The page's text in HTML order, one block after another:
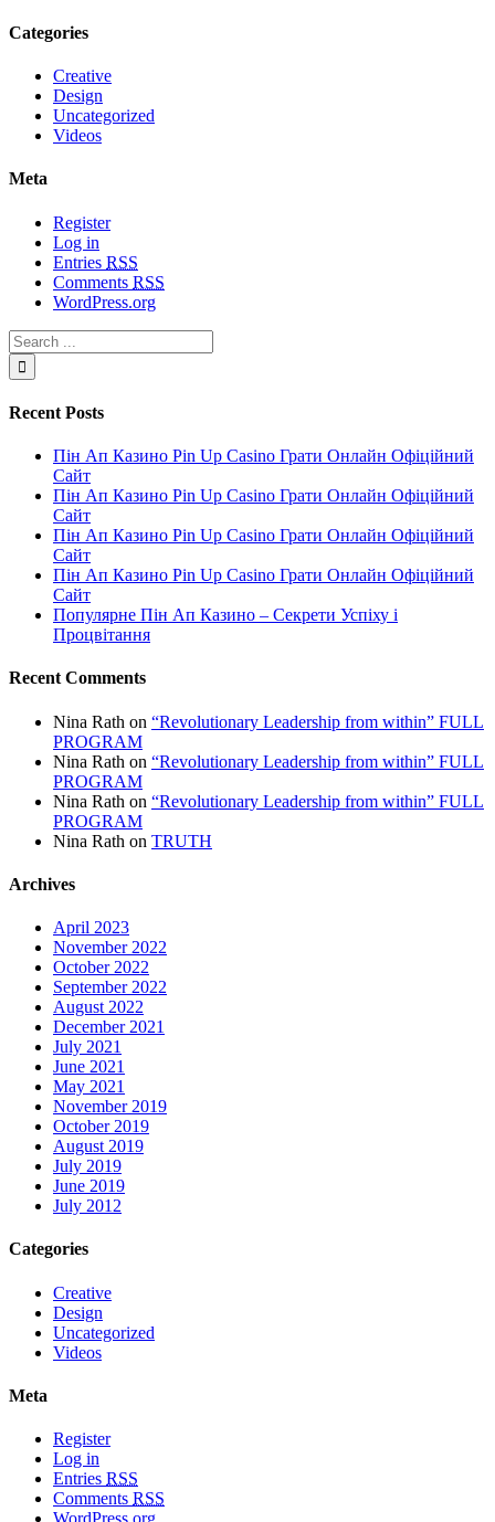
Categories
Creative
Design
Uncategorized
Videos
Meta
Register
Log in
Entries RSS
Comments RSS
WordPress.org
Recent Posts
Пін Ап Казино Pin Up Casino Грати Онлайн Офіційний
Сайт
Пін Ап Казино Pin Up Casino Грати Онлайн Офіційний
Сайт
Пін Ап Казино Pin Up Casino Грати Онлайн Офіційний
Сайт
Пін Ап Казино Pin Up Casino Грати Онлайн Офіційний
Сайт
Популярне Пін Ап Казино – Секрети Успіху і
Процвітання
Recent Comments
Nina Rath on “Revolutionary Leadership from within” FULL
PROGRAM
Nina Rath on “Revolutionary Leadership from within” FULL
PROGRAM
Nina Rath on “Revolutionary Leadership from within” FULL
PROGRAM
Nina Rath on TRUTH
Archives
April 2023
November 2022
October 2022
September 2022
August 2022
December 2021
July 2021
June 2021
May 2021
November 2019
October 2019
August 2019
July 2019
June 2019
July 2012
Categories
Creative
Design
Uncategorized
Videos
Meta
Register
Log in
Entries RSS
Comments RSS